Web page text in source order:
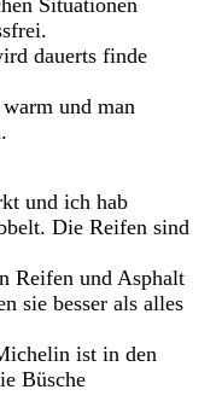
Situationen
dauerts finde
und man
und ich hab
Die Reifen sind
Reifen und Asphalt
sie besser als alles
ist in den
Büsche